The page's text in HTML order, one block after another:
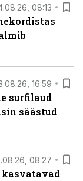
08:13
16:59
surfilaud
säästud
08:27
kasvatavad